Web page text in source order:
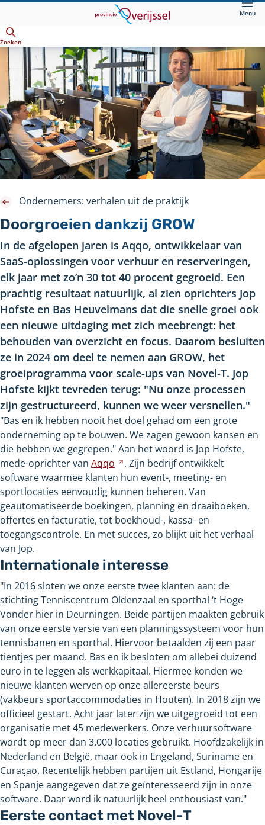
hoofdinhoud
Menu
Zoeken
Doorgroeien dankzij GROW
Ondernemers: verhalen uit de praktijk
In de afgelopen jaren is Aqqo, ontwikkelaar van
SaaS-oplossingen voor verhuur en reserveringen,
elk jaar met zo’n 30 tot 40 procent gegroeid. Een
prachtig resultaat natuurlijk, al zien oprichters Jop
Hofste en Bas Heuvelmans dat die snelle groei ook
een nieuwe uitdaging met zich meebrengt: het
behouden van overzicht en focus. Daarom besluiten
ze in 2024 om deel te nemen aan GROW, het
groeiprogramma voor scale-ups van Novel-T. Jop
Hofste kijkt tevreden terug: "Nu onze processen
zijn gestructureerd, kunnen we weer versnellen."
"Bas en ik hebben nooit het doel gehad om een grote
onderneming op te bouwen. We zagen gewoon kansen en
die hebben we gegrepen." Aan het woord is Jop Hofste,
mede-oprichter van Aqqo
Verwijst
naar
een
andere
website
. Zijn bedrijf ontwikkelt
software waarmee klanten hun event-, meeting- en
sportlocaties eenvoudig kunnen beheren. Van
geautomatiseerde boekingen, planning en draaiboeken,
offertes en facturatie, tot boekhoud-, kassa- en
toegangscontrole. En met succes, zo blijkt uit het verhaal
van Jop.
Internationale interesse
"In 2016 sloten we onze eerste twee klanten aan: de
stichting Tenniscentrum Oldenzaal en sporthal ‘t Hoge
Vonder hier in Deurningen. Beide partijen maakten gebruik
van onze eerste versie van een planningssysteem voor hun
tennisbanen en sporthal. Hiervoor betaalden zij een paar
tientjes per maand. Bas en ik besloten om allebei duizend
euro in te leggen als werkkapitaal. Hiermee konden we
nieuwe klanten werven op onze allereerste beurs
(vakbeurs sportaccommodaties in Houten). In 2018 zijn we
officieel gestart. Acht jaar later zijn we uitgegroeid tot een
organisatie met 45 medewerkers. Onze verhuursoftware
wordt op meer dan 3.000 locaties gebruikt. Hoofdzakelijk in
Nederland en België, maar ook in Engeland, Suriname en
Curaçao. Recentelijk hebben partijen uit Estland, Hongarije
en Spanje aangegeven dat ze geïnteresseerd zijn in onze
software. Daar word ik natuurlijk heel enthousiast van."
Eerste contact met Novel-T